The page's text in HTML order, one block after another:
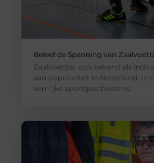
Beleef de Spanning van
Zaalvoetbal, ook bekend als
aan populariteit in Nederland. In
een rijke sportgeschiedenis,